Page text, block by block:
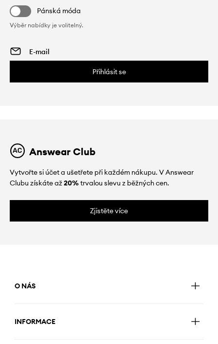
Pánská móda
Výběr nabídky je volitelný.
Přihlásit se
Answear Club
Vytvořte si účet a ušetřete při každém nákupu. V Answear
Clubu získáte až20%trvalou slevu z běžných cen.
Zjistěte více
O NÁS
INFORMACE